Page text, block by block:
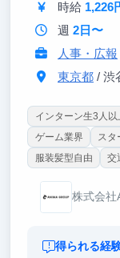
者など、幅
で、実践的
時給 1,226
週 2日〜
人事・広報
東京都/ 渋谷
インターン生3人以
ゲーム業界
スタ
服装髪型自由
交
株式会社
得られる経